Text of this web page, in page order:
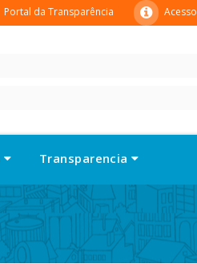
Portal da Transparência
Transparencia